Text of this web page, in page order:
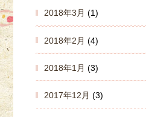
2018年3月 (1)
2018年2月 (4)
2018年1月 (3)
2017年12月 (3)